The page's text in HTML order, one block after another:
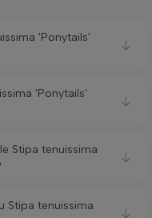
'Ponytails'
'Ponytails'
Stipa tenuissima
Stipa tenuissima